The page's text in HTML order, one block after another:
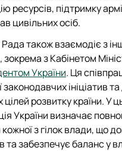
ресурсів, підтримку
цивільних осіб.
також взаємодіє з
з Кабінетом
України. Ця
законодавчих ініціатив
цілей розвитку країни. У
України визначає
з гілок влади, що
та забезпечує баланс у